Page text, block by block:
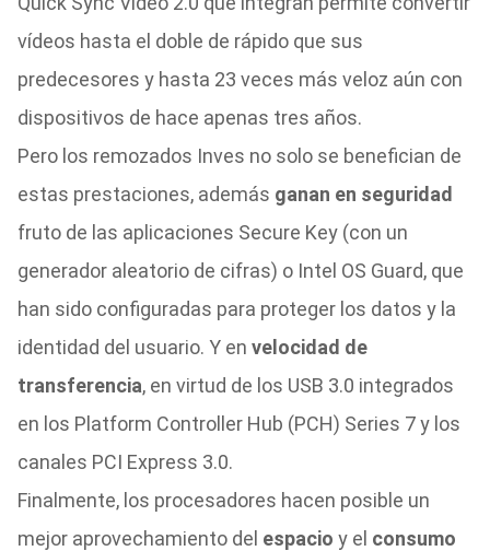
vídeos hasta el doble de rápido que sus
predecesores y hasta 23 veces más veloz aún con
dispositivos de hace apenas tres años.
Pero los remozados Inves no solo se benefician de
estas prestaciones, además ganan en seguridad
fruto de las aplicaciones Secure Key (con un
generador aleatorio de cifras) o Intel OS Guard, que
han sido configuradas para proteger los datos y la
identidad del usuario. Y en velocidad de
transferencia, en virtud de los USB 3.0 integrados
en los Platform Controller Hub (PCH) Series 7 y los
canales PCI Express 3.0.
Finalmente, los procesadores hacen posible un
mejor aprovechamiento del espacio y el consumo